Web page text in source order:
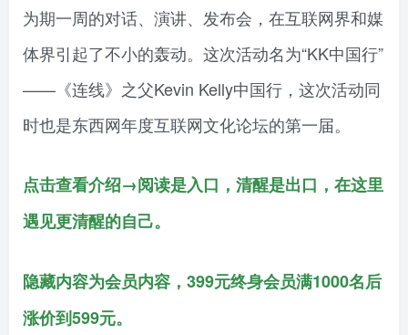
为期一周的对话、演讲、发布会，在互联网界和媒
体界引起了不小的轰动。这次活动名为“KK中国行”
——《连线》之父Kevin Kelly中国行，这次活动同
时也是东西网年度互联网文化论坛的第一届。
点击查看介绍→阅读是入口，清醒是出口，在这里
遇见更清醒的自己。
隐藏内容为会员内容，399元终身会员满1000名后
涨价到599元。